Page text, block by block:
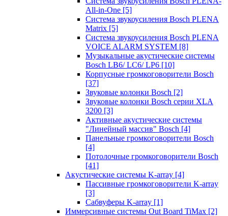
All-in-One [5]
Система звукоусиления Bosch PLENA
Matrix [5]
Система звукоусиления Bosch PLENA
VOICE ALARM SYSTEM [8]
Музыкальные акустические системы
Bosch LB6/ LC6/ LP6 [10]
Корпусные громкоговорители Bosch
[37]
Звуковые колонки Bosch [2]
Звуковые колонки Bosch серии XLA
3200 [3]
Активные акустические системы
"Линейный массив" Bosch [4]
Панельные громкоговорители Bosch
[4]
Потолочные громкоговорители Bosch
[41]
Акустические системы K-array [4]
Пассивные громкоговорители K-array
[3]
Сабвуферы K-array [1]
Иммерсивные системы Out Board TiMax [2]